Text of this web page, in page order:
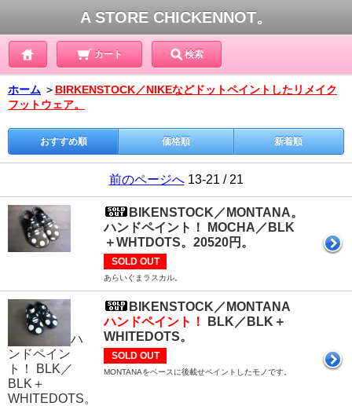
A STORE CHICKENNOT。
カート 検索
ホーム ＞ BIRKENSTOCK／NIKEなどドットペイントしたリメイク
フットウェア。
おすすめ順 価格順 新着順
前のページへ13-21 / 21
BIKENSTOCK／MONTANA。
ハンドペイント！ MOCHA／BLK
＋WHTDOTS。20520円。
SOLD OUT
あらいぐまラスカル。
ハ
ンドペイン
ト！ BLK／
BLK＋
WHITEDOTS。
BIKENSTOCK／MONTANA
ハンドペイント！
BLK／BLK＋
WHITEDOTS。
SOLD OUT
MONTANAをベースに後載せペイントしたモノです。